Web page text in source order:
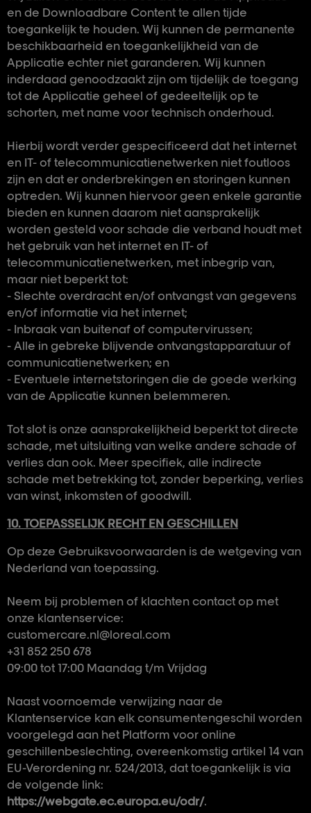
en de Downloadbare Content te allen tijde
toegankelijk te houden. Wij kunnen de permanente
beschikbaarheid en toegankelijkheid van de
Applicatie echter niet garanderen. Wij kunnen
inderdaad genoodzaakt zijn om tijdelijk de toegang
tot de Applicatie geheel of gedeeltelijk op te
schorten, met name voor technisch onderhoud.
Hierbij wordt verder gespecificeerd dat het internet
en IT- of telecommunicatienetwerken niet foutloos
zijn en dat er onderbrekingen en storingen kunnen
optreden. Wij kunnen hiervoor geen enkele garantie
bieden en kunnen daarom niet aansprakelijk
worden gesteld voor schade die verband houdt met
het gebruik van het internet en IT- of
telecommunicatienetwerken, met inbegrip van,
maar niet beperkt tot:
- Slechte overdracht en/of ontvangst van gegevens
en/of informatie via het internet;
- Inbraak van buitenaf of computervirussen;
- Alle in gebreke blijvende ontvangstapparatuur of
communicatienetwerken; en
- Eventuele internetstoringen die de goede werking
van de Applicatie kunnen belemmeren.
Tot slot is onze aansprakelijkheid beperkt tot directe
schade, met uitsluiting van welke andere schade of
verlies dan ook. Meer specifiek, alle indirecte
schade met betrekking tot, zonder beperking, verlies
van winst, inkomsten of goodwill.
10. TOEPASSELIJK RECHT EN GESCHILLEN
Op deze Gebruiksvoorwaarden is de wetgeving van
Nederland van toepassing.
Neem bij problemen of klachten contact op met
onze klantenservice:
customercare.nl@loreal.com
+31 852 250 678
09:00 tot 17:00 Maandag t/m Vrijdag
Naast voornoemde verwijzing naar de
Klantenservice kan elk consumentengeschil worden
voorgelegd aan het Platform voor online
geschillenbeslechting, overeenkomstig artikel 14 van
EU-Verordening nr. 524/2013, dat toegankelijk is via
de volgende link:
https://webgate.ec.europa.eu/odr/.